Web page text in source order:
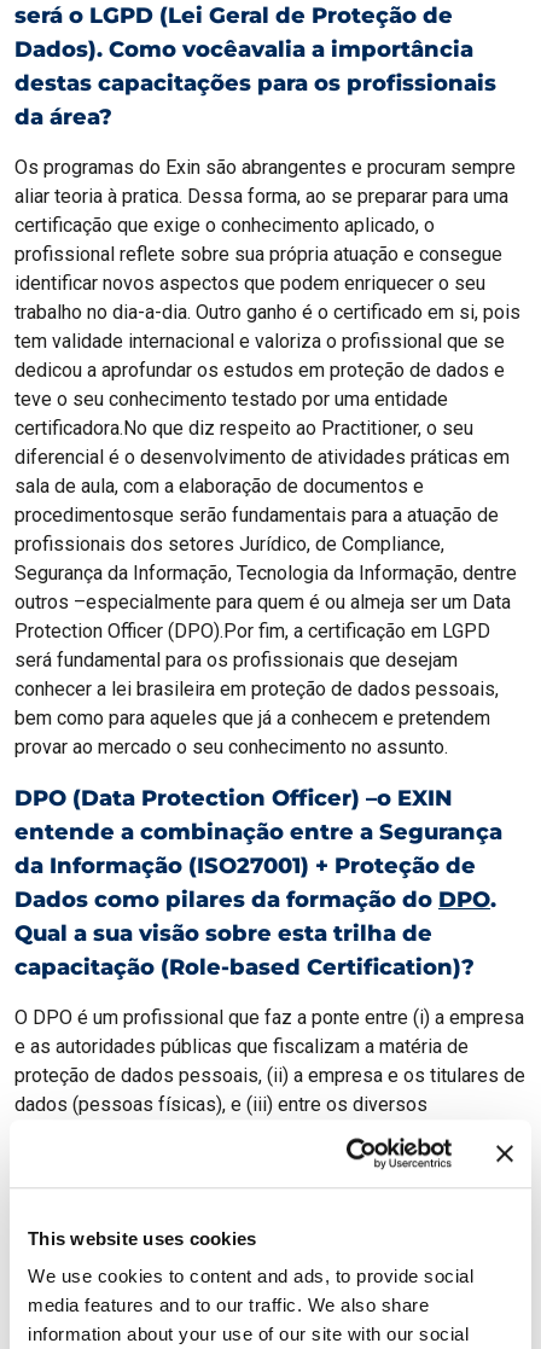
This website uses cookies
We use cookies to content and ads, to provide social
media features and to our traffic. We also share
information about your use of our site with our social
será o LGPD (Lei Geral de Proteção de
Dados). Como vocêavalia a importância
destas capacitações para os profissionais
da área?
Os programas do Exin são abrangentes e procuram sempre
aliar teoria à pratica. Dessa forma, ao se preparar para uma
certificação que exige o conhecimento aplicado, o
profissional reflete sobre sua própria atuação e consegue
identificar novos aspectos que podem enriquecer o seu
trabalho no dia-a-dia. Outro ganho é o certificado em si, pois
tem validade internacional e valoriza o profissional que se
dedicou a aprofundar os estudos em proteção de dados e
teve o seu conhecimento testado por uma entidade
certificadora.No que diz respeito ao Practitioner, o seu
diferencial é o desenvolvimento de atividades práticas em
sala de aula, com a elaboração de documentos e
procedimentosque serão fundamentais para a atuação de
profissionais dos setores Jurídico, de Compliance,
Segurança da Informação, Tecnologia da Informação, dentre
outros –especialmente para quem é ou almeja ser um Data
Protection Officer (DPO).Por fim, a certificação em LGPD
será fundamental para os profissionais que desejam
conhecer a lei brasileira em proteção de dados pessoais,
bem como para aqueles que já a conhecem e pretendem
provar ao mercado o seu conhecimento no assunto.
DPO (Data Protection Officer) –o EXIN
entende a combinação entre a Segurança
da Informação (ISO27001) + Proteção de
Dados como pilares da formação do DPO.
Qual a sua visão sobre esta trilha de
capacitação (Role-based Certification)?
O DPO é um profissional que faz a ponte entre (i) a empresa
e as autoridades públicas que fiscalizam a matéria de
proteção de dados pessoais, (ii) a empresa e os titulares de
dados (pessoas físicas), e (iii) entre os diversos
departamentos da organização que lidam com dados
pessoais, seja em meio físico ou digital. Dessa forma, ele
precisa ter tanto o conhecimento jurídico do que configura ou
técnico de segurança da informação, quedá o apoio material
à legitimidade do tratamento. Dessa forma, o programa do
Exin acertou em unir esses dois pilares na formação do
DPO.